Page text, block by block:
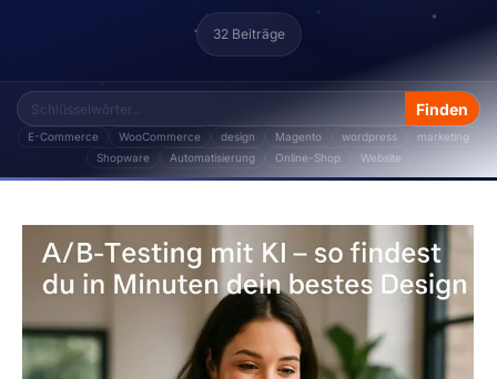
32 Beiträge
E-Commerce WooCommerce design Magento wordpress
marketing
Shopware
Automatisierung Online-Shop Website